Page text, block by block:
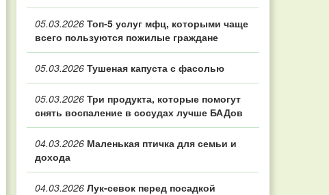
05.03.2026 Топ‑5 услуг мфц, которыми чаще
всего пользуются пожилые граждане
05.03.2026 Тушеная капуста с фасолью
05.03.2026 Три продукта, которые помогут
снять воспаление в сосудах лучше БАДов
04.03.2026 Маленькая птичка для семьи и
дохода
04.03.2026 Лук-севок перед посадкой